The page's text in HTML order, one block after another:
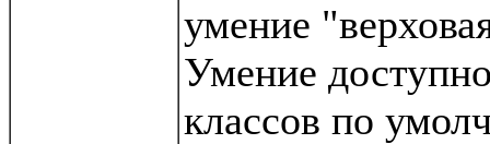
умение
Умение
классов по